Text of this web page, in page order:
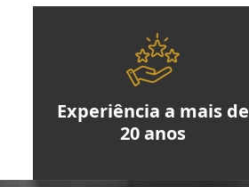
Experiência a mais de
20 anos